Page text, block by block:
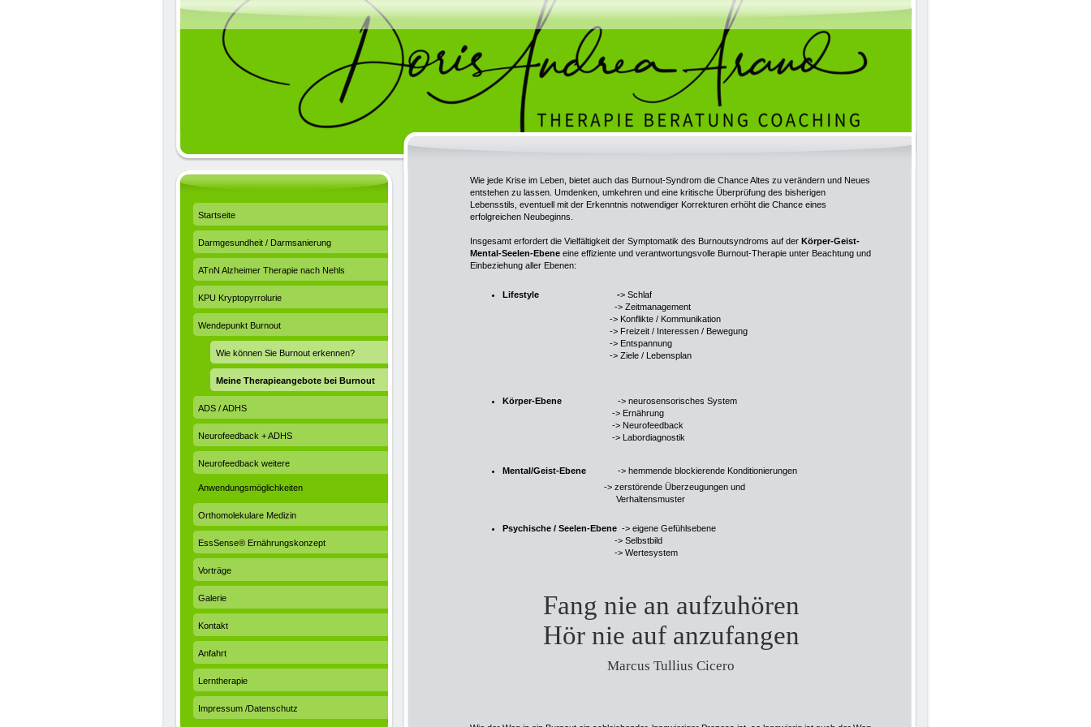
Wie jede Krise im Leben, bietet auch das Burnout-Syndrom die Chance Altes zu verändern und Neues
entstehen zu lassen. Umdenken, umkehren und eine kritische Überprüfung des bisherigen
Lebensstils, eventuell mit der Erkenntnis notwendiger Korrekturen erhöht die Chance eines
erfolgreichen Neubeginns.
Insgesamt erfordert die Vielfältigkeit der Symptomatik des Burnoutsyndroms auf der Körper-Geist-
Mental-Seelen-Ebene eine effiziente und verantwortungsvolle Burnout-Therapie unter Beachtung und
Einbeziehung aller Ebenen:
Lifestyle -> Schlaf
-> Zeitmanagement
-> Konflikte / Kommunikation
-> Freizeit / Interessen / Bewegung
-> Entspannung
-> Ziele / Lebensplan
Körper-Ebene -> neurosensorisches System
-> Ernährung
​ -> Neurofeedback
-> Labordiagnostik
Mental/Geist-Ebene -> hemmende blockierende Konditionierungen
-> zerstörende Überzeugungen und
Verhaltensmuster
Psychische / Seelen-Ebene -> eigene Gefühlsebene
-> Selbstbild
-> Wertesystem
Fang nie an aufzuhören
Hör nie auf anzufangen
Marcus Tullius Cicero
Startseite
Darmgesundheit / Darmsanierung
ATnN Alzheimer Therapie nach Nehls
KPU Kryptopyrrolurie
Wendepunkt Burnout
Wie können Sie Burnout erkennen?
Meine Therapieangebote bei Burnout
ADS / ADHS
Neurofeedback + ADHS
Neurofeedback weitere
Anwendungsmöglichkeiten
Orthomolekulare Medizin
EssSense® Ernährungskonzept
Vorträge
Galerie
Kontakt
Anfahrt
Lerntherapie
Impressum /Datenschutz